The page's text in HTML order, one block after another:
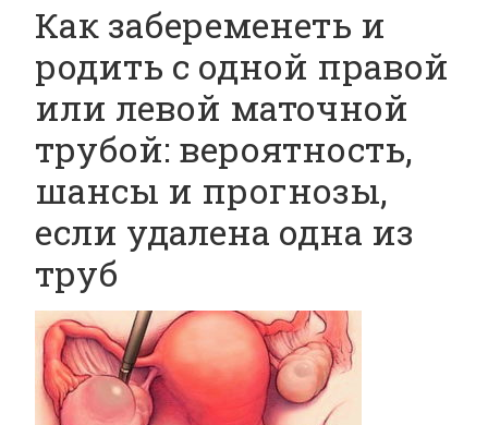
Как забеременеть и
родить с одной правой
или левой маточной
трубой: вероятность,
шансы и прогнозы,
если удалена одна из
труб